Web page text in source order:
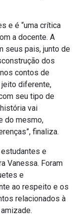
e é “uma crítica
a docente. A
seus pais, junto de
dos
contos de
diferente,
seu tipo de
vai
do mesmo,
finaliza.
e
Vanessa. Foram
e
ao respeito e os
relacionados à